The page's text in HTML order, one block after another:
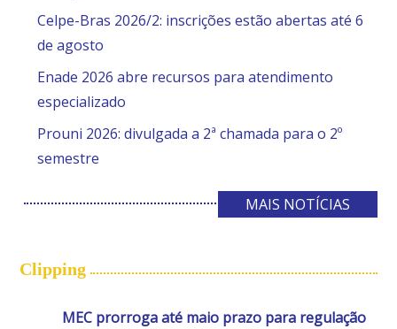
Celpe-Bras 2026/2: inscrições estão abertas até 6
de agosto
Enade 2026 abre recursos para atendimento
especializado
Prouni 2026: divulgada a 2ª chamada para o 2º
semestre
MAIS NOTÍCIAS
Clipping
MEC prorroga até maio prazo para regulação